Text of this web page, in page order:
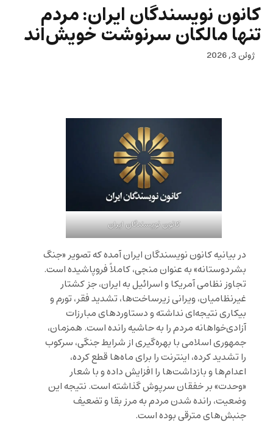
کانون نویسندگان ایران: مردم
تنها مالکان سرنوشت خویش‌اند
ژوئن 3, 2026
کانون نویسندگان ایران
در بیانیه کانون نویسندگان ایران آمده که تصویر «جنگ
بشر‌دوستانه» به عنوان منجی، کاملاً فروپاشیده است.
تجاوز نظامی آمریکا و اسرائیل به ایران، جز کشتار
غیرنظامیان، ویرانی زیرساخت‌ها، تشدید فقر، تورم و
بیکاری نتیجه‌ای نداشته و دستاوردهای مبارزات
آزادی‌خواهانه مردم را به حاشیه رانده است. همزمان،
جمهوری اسلامی با بهره‌گیری از شرایط جنگی، سرکوب
را تشدید کرده، اینترنت را برای ماه‌ها قطع کرده،
اعدام‌ها و بازداشت‌ها را افزایش داده و با شعار
«وحدت» بر خفقان سرپوش گذاشته است. نتیجه این
وضعیت، رانده شدن مردم به مرز بقا و تضعیف
جنبش‌های مترقی بوده است.